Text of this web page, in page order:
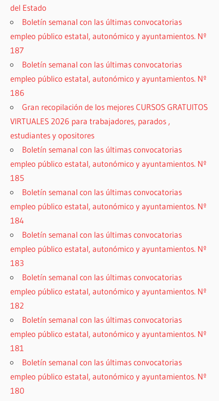
del Estado
Boletín semanal con las últimas convocatorias
empleo público estatal, autonómico y ayuntamientos. Nº
187
Boletín semanal con las últimas convocatorias
empleo público estatal, autonómico y ayuntamientos. Nº
186
Gran recopilación de los mejores CURSOS GRATUITOS
VIRTUALES 2026 para trabajadores, parados ,
estudiantes y opositores
Boletín semanal con las últimas convocatorias
empleo público estatal, autonómico y ayuntamientos. Nº
185
Boletín semanal con las últimas convocatorias
empleo público estatal, autonómico y ayuntamientos. Nº
184
Boletín semanal con las últimas convocatorias
empleo público estatal, autonómico y ayuntamientos. Nº
183
Boletín semanal con las últimas convocatorias
empleo público estatal, autonómico y ayuntamientos. Nº
182
Boletín semanal con las últimas convocatorias
empleo público estatal, autonómico y ayuntamientos. Nº
181
Boletín semanal con las últimas convocatorias
empleo público estatal, autonómico y ayuntamientos. Nº
180